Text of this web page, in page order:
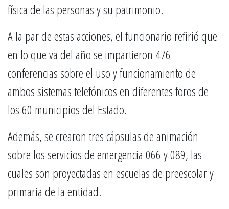
física de las personas y su patrimonio.
A la par de estas acciones, el funcionario refirió que
en lo que va del año se impartieron 476
conferencias sobre el uso y funcionamiento de
ambos sistemas telefónicos en diferentes foros de
los 60 municipios del Estado.
Además, se crearon tres cápsulas de animación
sobre los servicios de emergencia 066 y 089, las
cuales son proyectadas en escuelas de preescolar y
primaria de la entidad.